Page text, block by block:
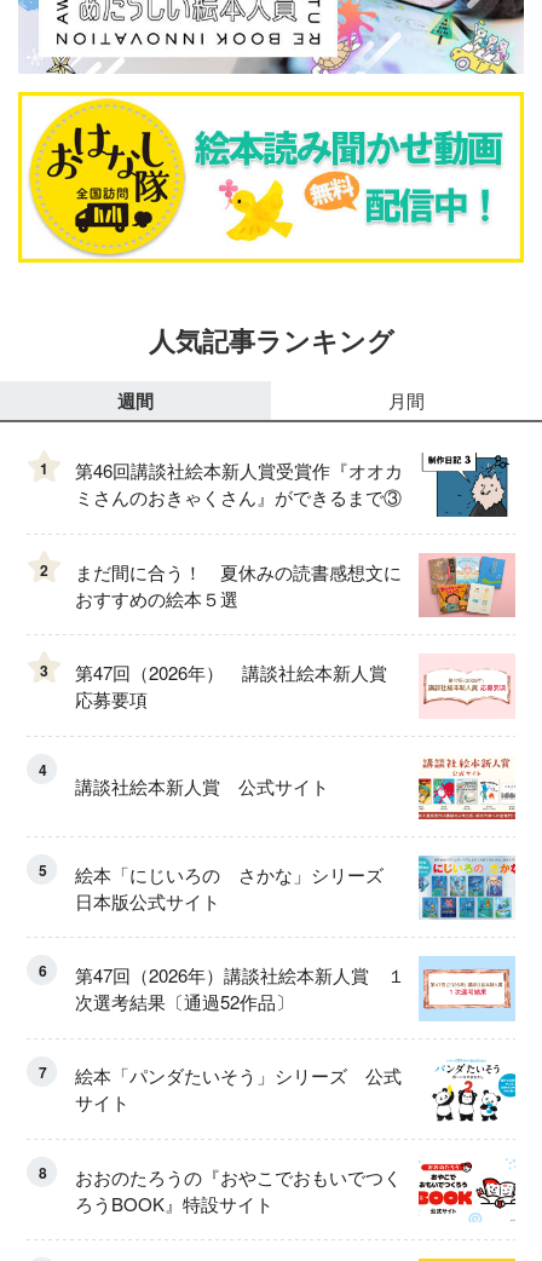
人気記事ランキング
週間 月間
1
第46回講談社絵本新人賞受賞作『オオカ
ミさんのおきゃくさん』ができるまで③
2
まだ間に合う！ 夏休みの読書感想文に
おすすめの絵本５選
3
第47回（2026年） 講談社絵本新人賞
応募要項
4
講談社絵本新人賞 公式サイト
5
絵本「にじいろの さかな」シリーズ
日本版公式サイト
6
第47回（2026年）講談社絵本新人賞 １
次選考結果〔通過52作品〕
7
絵本「パンダたいそう」シリーズ 公式
サイト
8
おおのたろうの『おやこでおもいでつく
ろうBOOK』特設サイト